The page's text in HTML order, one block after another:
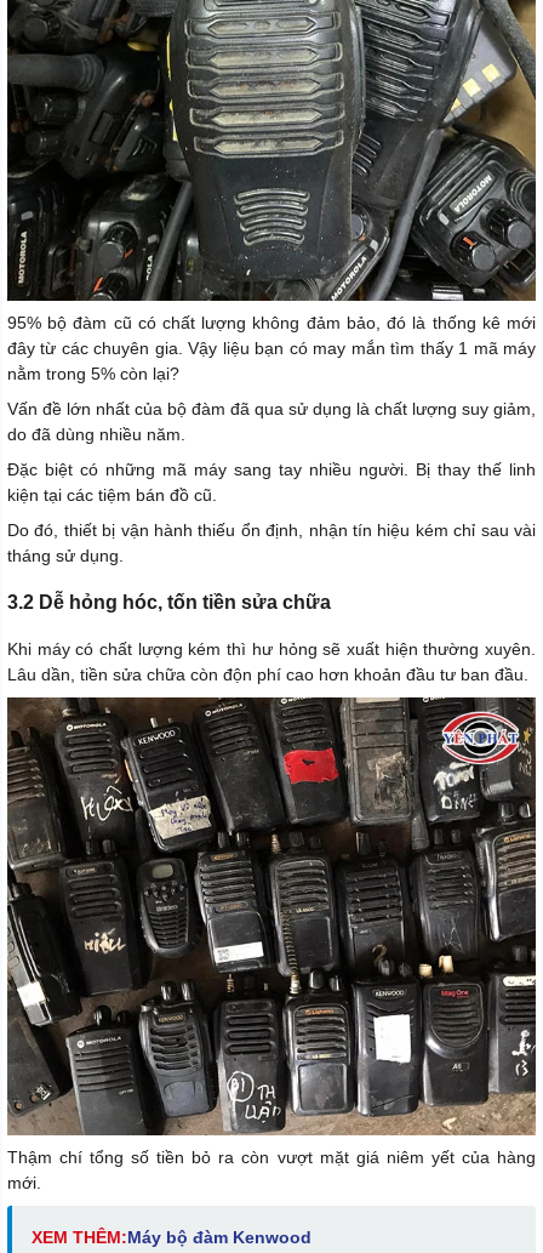
95% bộ đàm cũ có chất lượng không đảm bảo, đó là thống kê mới
đây từ các chuyên gia. Vậy liệu bạn có may mắn tìm thấy 1 mã máy
nằm trong 5% còn lại?
Vấn đề lớn nhất của bộ đàm đã qua sử dụng là chất lượng suy giảm,
do đã dùng nhiều năm.
Đặc biệt có những mã máy sang tay nhiều người. Bị thay thế linh
kiện tại các tiệm bán đồ cũ.
Do đó, thiết bị vận hành thiếu ổn định, nhận tín hiệu kém chỉ sau vài
tháng sử dụng.
3.2 Dễ hỏng hóc, tốn tiền sửa chữa
Khi máy có chất lượng kém thì hư hỏng sẽ xuất hiện thường xuyên.
Lâu dần, tiền sửa chữa còn độn phí cao hơn khoản đầu tư ban đầu.
Thậm chí tổng số tiền bỏ ra còn vượt mặt giá niêm yết của hàng
mới.
XEM THÊM:Máy bộ đàm Kenwood